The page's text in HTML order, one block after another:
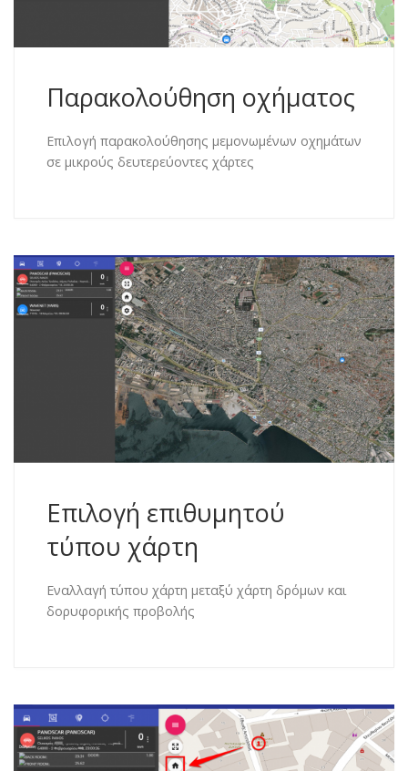
Παρακολούθηση οχήματος
Επιλογή παρακολούθησης μεμονωμένων οχημάτων
σε μικρούς δευτερεύοντες χάρτες
Επιλογή επιθυμητού
τύπου χάρτη
Εναλλαγή τύπου χάρτη μεταξύ χάρτη δρόμων και
δορυφορικής προβολής